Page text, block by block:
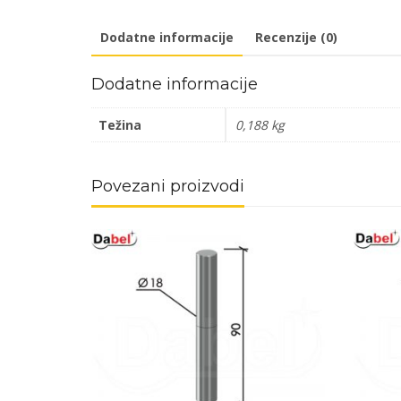
Dodatne informacije Recenzije (0)
Dodatne informacije
Težina 0,188 kg
Povezani proizvodi